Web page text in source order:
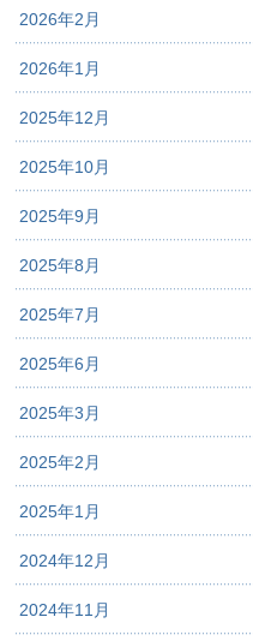
2026年2月
2026年1月
2025年12月
2025年10月
2025年9月
2025年8月
2025年7月
2025年6月
2025年3月
2025年2月
2025年1月
2024年12月
2024年11月